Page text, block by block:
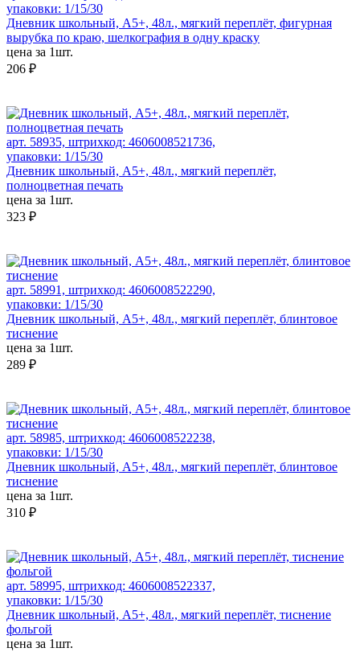
упаковки: 1/15/30
Дневник школьный, А5+, 48л., мягкий переплёт, фигурная
вырубка по краю, шелкография в одну краску
цена за 1шт.
206 ₽
арт. 58935, штрихкод: 4606008521736,
упаковки: 1/15/30
Дневник школьный, А5+, 48л., мягкий переплёт,
полноцветная печать
цена за 1шт.
323 ₽
арт. 58991, штрихкод: 4606008522290,
упаковки: 1/15/30
Дневник школьный, А5+, 48л., мягкий переплёт, блинтовое
тиснение
цена за 1шт.
289 ₽
арт. 58985, штрихкод: 4606008522238,
упаковки: 1/15/30
Дневник школьный, А5+, 48л., мягкий переплёт, блинтовое
тиснение
цена за 1шт.
310 ₽
арт. 58995, штрихкод: 4606008522337,
упаковки: 1/15/30
Дневник школьный, А5+, 48л., мягкий переплёт, тиснение
фольгой
цена за 1шт.